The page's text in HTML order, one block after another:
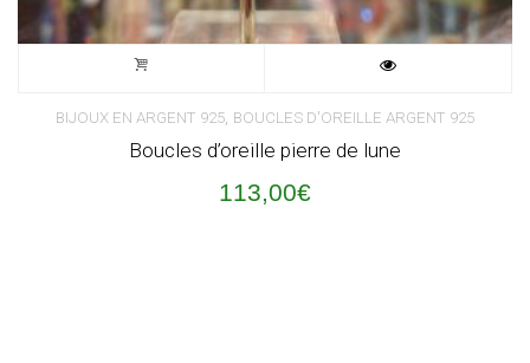
BIJOUX EN ARGENT 925, BOUCLES D'OREILLE ARGENT 925
Boucles d’oreille pierre de lune
113,00€